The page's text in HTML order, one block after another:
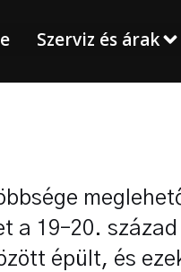
Szerviz és árak
a 19–20.
épült, és